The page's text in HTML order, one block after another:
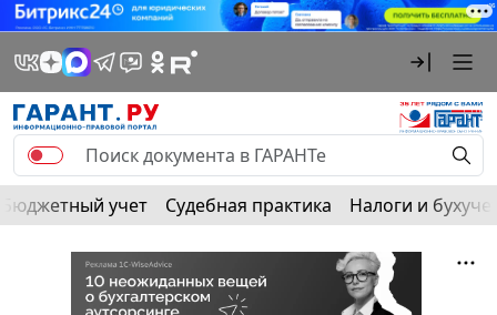
Бюджетный учет Судебная практика Налоги и